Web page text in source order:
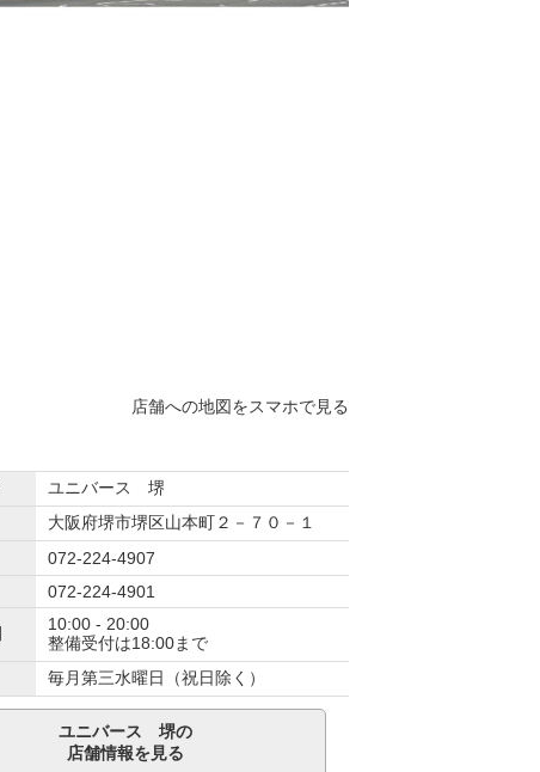
店舗への地図をスマホで見る
ユニバース 堺
大阪府堺市堺区山本町２－７０－１
072-224-4907
072-224-4901
10:00 - 20:00
整備受付は18:00まで
毎月第三水曜日（祝日除く）
ユニバース 堺の
店舗情報を見る